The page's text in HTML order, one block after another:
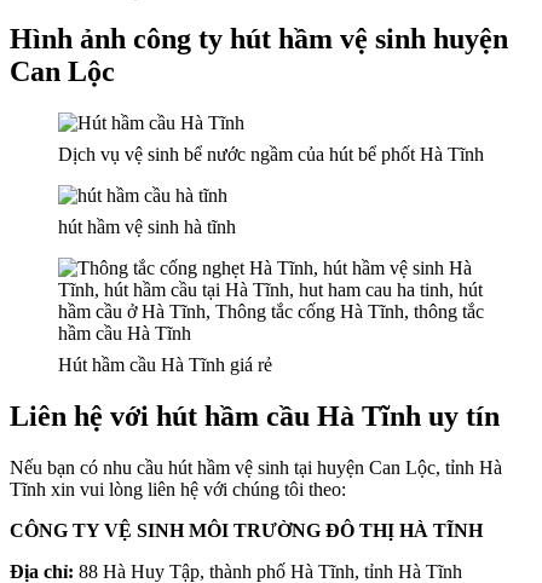
Hình ảnh công ty hút hầm vệ sinh huyện
Can Lộc
Dịch vụ vệ sinh bể nước ngầm của hút bể phốt Hà Tĩnh
hút hầm vệ sinh hà tĩnh
Hút hầm cầu Hà Tĩnh giá rẻ
Liên hệ với hút hầm cầu Hà Tĩnh uy tín
Nếu bạn có nhu cầu hút hầm vệ sinh tại huyện Can Lộc, tỉnh Hà
Tĩnh xin vui lòng liên hệ với chúng tôi theo:
CÔNG TY VỆ SINH MÔI TRƯỜNG ĐÔ THỊ HÀ TĨNH
Địa chỉ: 88 Hà Huy Tập, thành phố Hà Tĩnh, tỉnh Hà Tĩnh